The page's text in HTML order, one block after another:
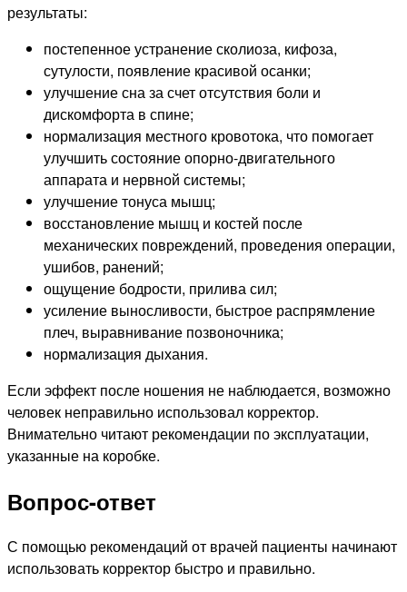
результаты:
постепенное устранение сколиоза, кифоза,
сутулости, появление красивой осанки;
улучшение сна за счет отсутствия боли и
дискомфорта в спине;
нормализация местного кровотока, что помогает
улучшить состояние опорно-двигательного
аппарата и нервной системы;
улучшение тонуса мышц;
восстановление мышц и костей после
механических повреждений, проведения операции,
ушибов, ранений;
ощущение бодрости, прилива сил;
усиление выносливости, быстрое распрямление
плеч, выравнивание позвоночника;
нормализация дыхания.
Если эффект после ношения не наблюдается, возможно
человек неправильно использовал корректор.
Внимательно читают рекомендации по эксплуатации,
указанные на коробке.
Вопрос-ответ
С помощью рекомендаций от врачей пациенты начинают
использовать корректор быстро и правильно.